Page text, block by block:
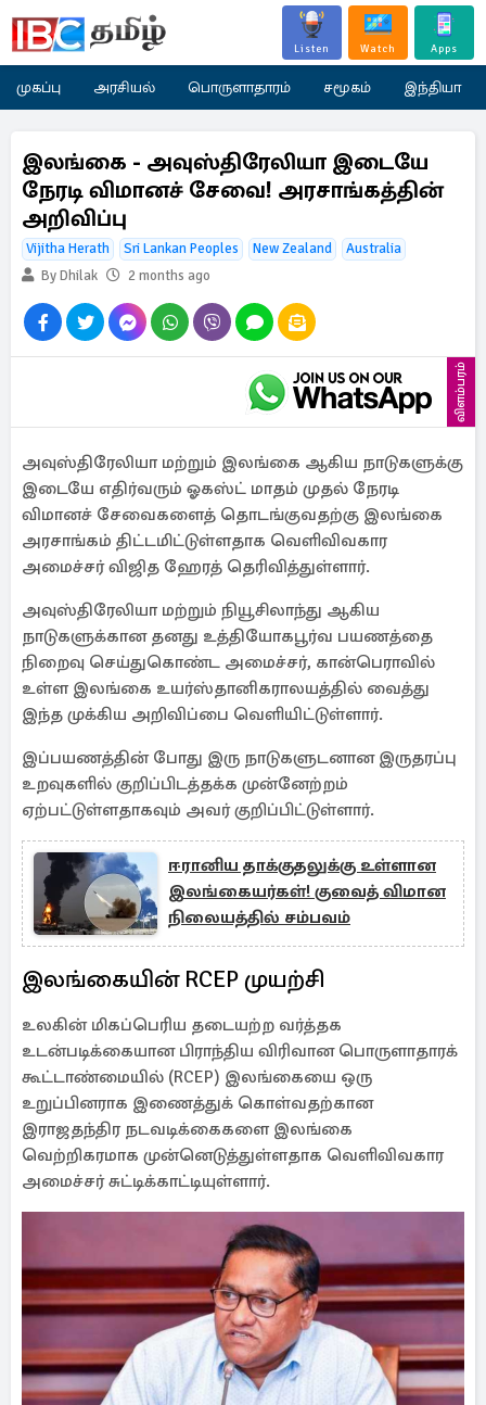
Listen Watch Apps
முகப்பு அரசியல் பொருளாதாரம் சமூகம் இந்தியா
இலங்கை - அவுஸ்திரேலியா இடையே
நேரடி விமானச் சேவை! அரசாங்கத்தின்
அறிவிப்பு
Vijitha Herath Sri Lankan Peoples New Zealand
Australia
By Dhilak
2 months ago
விளம்பரம்
அவுஸ்திரேலியா மற்றும் இலங்கை ஆகிய நாடுகளுக்கு
இடையே எதிர்வரும் ஓகஸ்ட் மாதம் முதல் நேரடி
விமானச் சேவைகளைத் தொடங்குவதற்கு இலங்கை
அரசாங்கம் திட்டமிட்டுள்ளதாக வெளிவிவகார
அமைச்சர் விஜித ஹேரத் தெரிவித்துள்ளார்.
அவுஸ்திரேலியா மற்றும் நியூசிலாந்து ஆகிய
நாடுகளுக்கான தனது உத்தியோகபூர்வ பயணத்தை
நிறைவு செய்துகொண்ட அமைச்சர், கான்பெராவில்
உள்ள இலங்கை உயர்ஸ்தானிகராலயத்தில் வைத்து
இந்த முக்கிய அறிவிப்பை வெளியிட்டுள்ளார்.
இப்பயணத்தின் போது இரு நாடுகளுடனான இருதரப்பு
உறவுகளில் குறிப்பிடத்தக்க முன்னேற்றம்
ஏற்பட்டுள்ளதாகவும் அவர் குறிப்பிட்டுள்ளார்.
ஈரானிய தாக்குதலுக்கு உள்ளான
இலங்கையர்கள்! குவைத் விமான
நிலையத்தில் சம்பவம்
இலங்கையின் RCEP முயற்சி
உலகின் மிகப்பெரிய தடையற்ற வர்த்தக
உடன்படிக்கையான பிராந்திய விரிவான பொருளாதாரக்
கூட்டாண்மையில் (RCEP) இலங்கையை ஒரு
உறுப்பினராக இணைத்துக் கொள்வதற்கான
இராஜதந்திர நடவடிக்கைகளை இலங்கை
வெற்றிகரமாக முன்னெடுத்துள்ளதாக வெளிவிவகார
அமைச்சர் சுட்டிக்காட்டியுள்ளார்.